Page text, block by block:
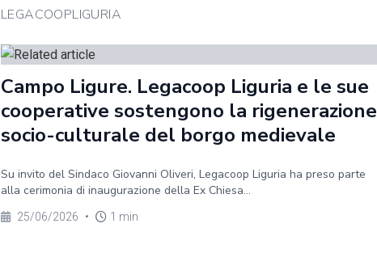
LEGACOOPLIGURIA
Campo Ligure. Legacoop Liguria e le sue
cooperative sostengono la rigenerazione
socio-culturale del borgo medievale
Su invito del Sindaco Giovanni Oliveri, Legacoop Liguria ha preso parte
alla cerimonia di inaugurazione della Ex Chiesa...
25/06/2026 • 1 min